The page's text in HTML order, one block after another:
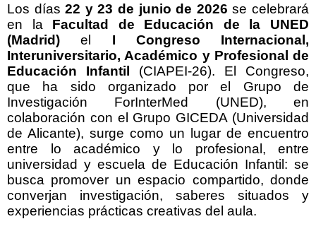
Los días22 y 23 de junio de 2026 se celebrará
en la Facultad de Educación de la UNED
(Madrid) el I Congreso Internacional,
Interuniversitario, Académico y Profesional de
Educación Infantil (CIAPEI-26). El Congreso,
que ha sido organizado por el Grupo de
Investigación ForInterMed (UNED), en
colaboración con el Grupo GICEDA (Universidad
de Alicante), surge como un lugar de encuentro
entre lo académico y lo profesional, entre
universidad y escuela de Educación Infantil: se
busca promover un espacio compartido, donde
converjan investigación, saberes situados y
experiencias prácticas creativas del aula.